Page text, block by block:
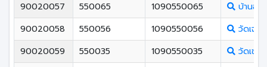
90020057
550065 1090550065
บ้านฉลุ
90020058
550056 1090550056
วัดเจริ
90020059
550035 1090550035
วัดเขา